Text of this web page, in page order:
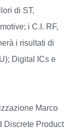
di ST,
i C.I. RF,
i risultati di
Digital ICs e
Marco
Discrete Product